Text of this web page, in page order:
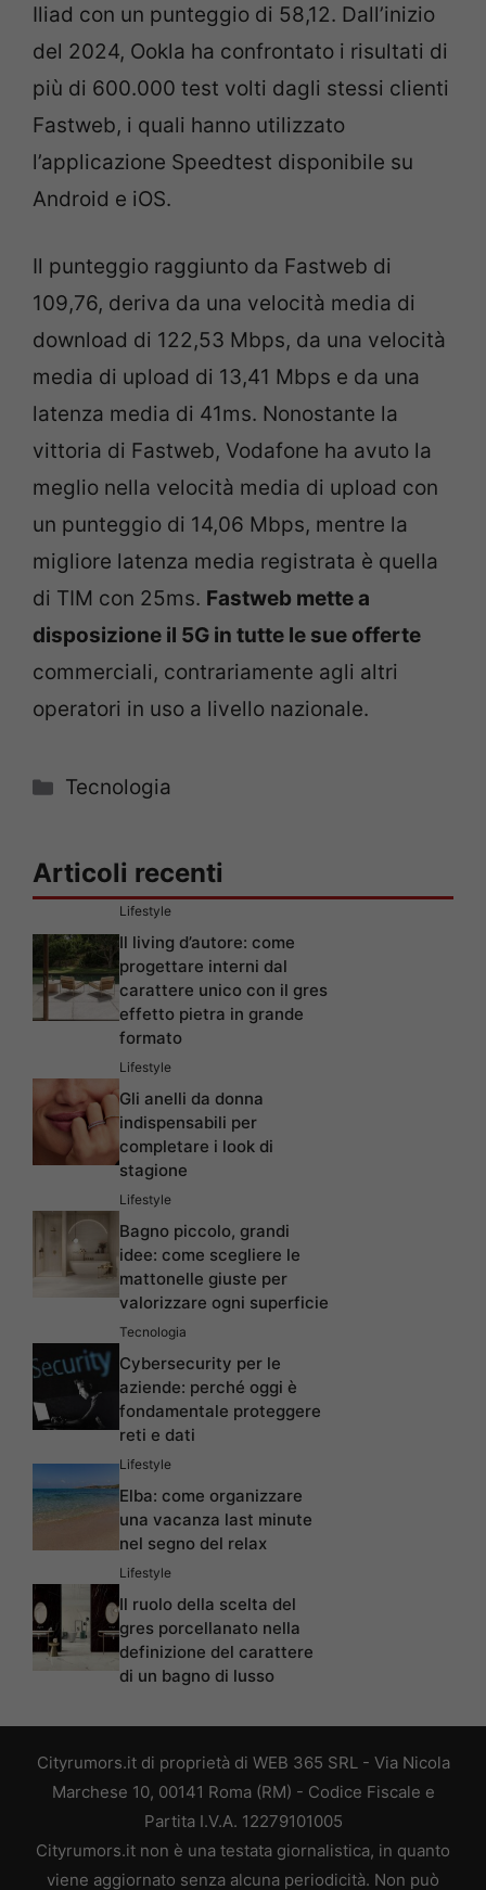
Iliad con un punteggio di 58,12. Dall’inizio
del 2024, Ookla ha confrontato i risultati di
più di 600.000 test volti dagli stessi clienti
Fastweb, i quali hanno utilizzato
l’applicazione Speedtest disponibile su
Android e iOS.
Il punteggio raggiunto da Fastweb di
109,76, deriva da una velocità media di
download di 122,53 Mbps, da una velocità
media di upload di 13,41 Mbps e da una
latenza media di 41ms. Nonostante la
vittoria di Fastweb, Vodafone ha avuto la
meglio nella velocità media di upload con
un punteggio di 14,06 Mbps, mentre la
migliore latenza media registrata è quella
di TIM con 25ms. Fastweb mette a
disposizione il 5G in tutte le sue offerte
commerciali, contrariamente agli altri
operatori in uso a livello nazionale.
Categorie
Tecnologia
Articoli recenti
Lifestyle
Il living d’autore: come
progettare interni dal
carattere unico con il gres
effetto pietra in grande
formato
Lifestyle
Gli anelli da donna
indispensabili per
completare i look di
stagione
Lifestyle
Bagno piccolo, grandi
idee: come scegliere le
mattonelle giuste per
valorizzare ogni superficie
Tecnologia
Cybersecurity per le
aziende: perché oggi è
fondamentale proteggere
reti e dati
Lifestyle
Elba: come organizzare
una vacanza last minute
nel segno del relax
Lifestyle
Il ruolo della scelta del
gres porcellanato nella
definizione del carattere
di un bagno di lusso
Cityrumors.it di proprietà di WEB 365 SRL - Via Nicola
Marchese 10, 00141 Roma (RM) - Codice Fiscale e
Partita I.V.A. 12279101005
Cityrumors.it non è una testata giornalistica, in quanto
viene aggiornato senza alcuna periodicità. Non può